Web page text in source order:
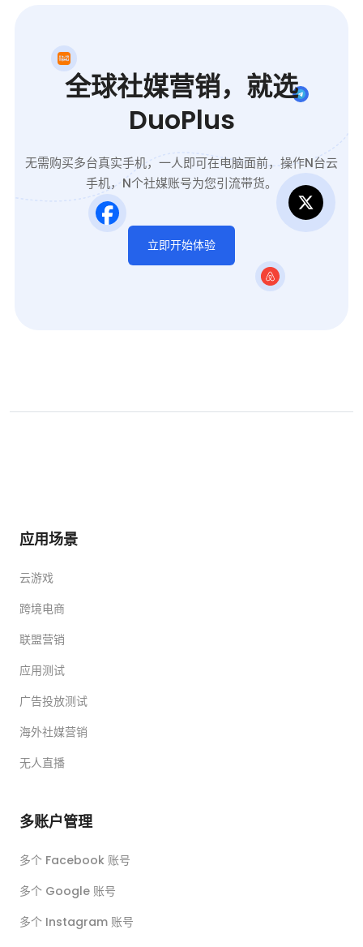
全球社媒营销，就选
DuoPlus
无需购买多台真实手机，一人即可在电脑面前，操作N台云
手机，N个社媒账号为您引流带货。
立即开始体验
应用场景
云游戏
跨境电商
联盟营销
应用测试
广告投放测试
海外社媒营销
无人直播
多账户管理
多个 Facebook 账号
多个 Google 账号
多个 Instagram 账号